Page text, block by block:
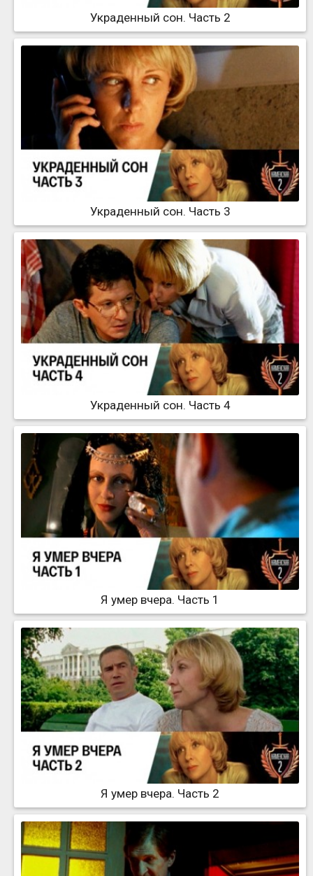
Украденный сон. Часть 2
Украденный сон. Часть 3
Украденный сон. Часть 4
Я умер вчера. Часть 1
Я умер вчера. Часть 2